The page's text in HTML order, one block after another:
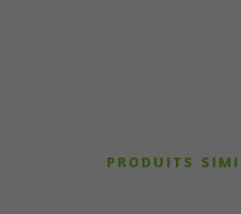
PRODUITS